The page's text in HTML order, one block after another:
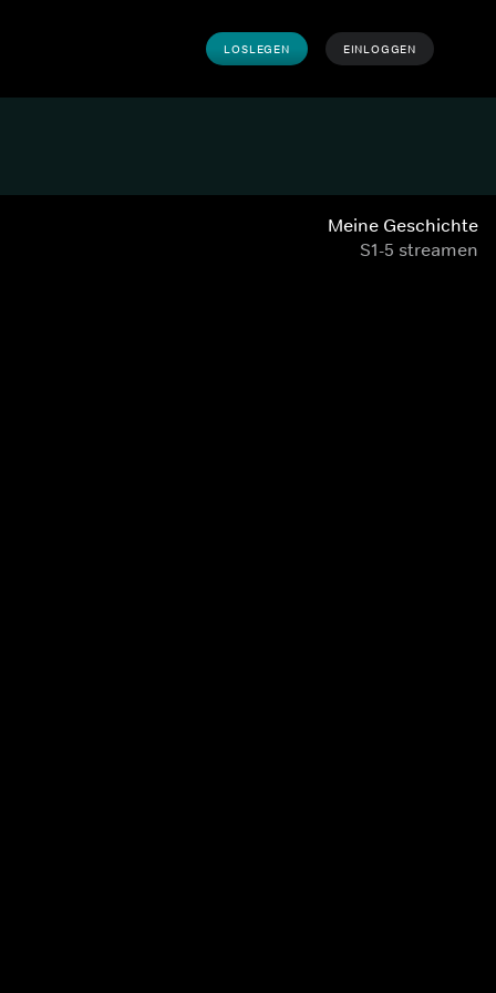
LOSLEGEN EINLOGGEN
Meine Geschichte
S1-5 streamen